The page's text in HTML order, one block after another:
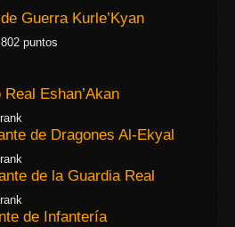
Guerra Kurle’Kyan
puntos
Eshan’Akan
de Dragones Al-Ekyal
de la Guardia Real
de Infantería